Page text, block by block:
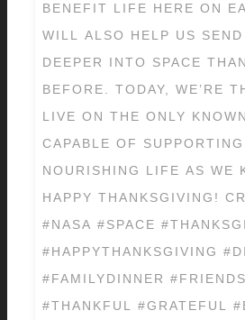
BENEFIT LIFE HERE ON
WILL ALSO HELP US SEND
DEEPER INTO SPACE
BEFORE. TODAY, WE’RE
LIVE ON THE ONLY
CAPABLE OF
NOURISHING LIFE AS WE
HAPPY THANKSGIVING!
#NASA #SPACE
#HAPPYTHANKSGIVING
#FAMILYDINNER
#THANKFUL #GRATEFUL